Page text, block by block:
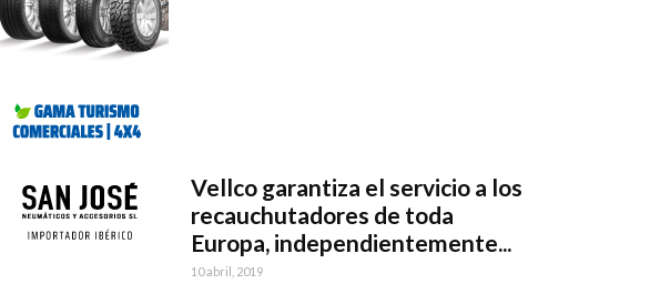
Vellco garantiza el servicio a los
recauchutadores de toda
Europa, independientemente...
10 abril, 2019